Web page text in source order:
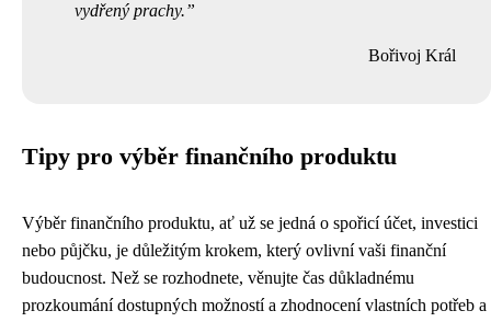
vydřený prachy.
Bořivoj Král
Tipy pro výběr finančního produktu
Výběr finančního produktu, ať už se jedná o spořicí účet, investici
nebo půjčku, je důležitým krokem, který ovlivní vaši finanční
budoucnost. Než se rozhodnete, věnujte čas důkladnému
prozkoumání dostupných možností a zhodnocení vlastních potřeb a